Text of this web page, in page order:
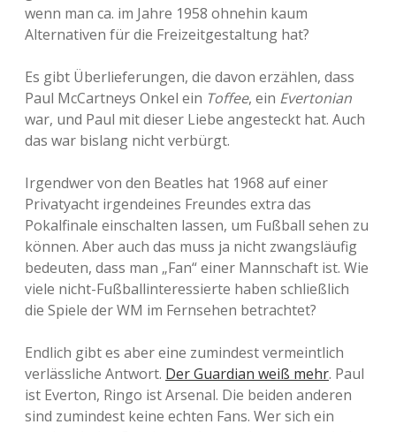
wenn man ca. im Jahre 1958 ohnehin kaum
Alternativen für die Freizeitgestaltung hat?
Es gibt Überlieferungen, die davon erzählen, dass
Paul McCartneys Onkel ein Toffee, ein Evertonian
war, und Paul mit dieser Liebe angesteckt hat. Auch
das war bislang nicht verbürgt.
Irgendwer von den Beatles hat 1968 auf einer
Privatyacht irgendeines Freundes extra das
Pokalfinale einschalten lassen, um Fußball sehen zu
können. Aber auch das muss ja nicht zwangsläufig
bedeuten, dass man „Fan“ einer Mannschaft ist. Wie
viele nicht-Fußballinteressierte haben schließlich
die Spiele der WM im Fernsehen betrachtet?
Endlich gibt es aber eine zumindest vermeintlich
verlässliche Antwort. Der Guardian weiß mehr. Paul
ist Everton, Ringo ist Arsenal. Die beiden anderen
sind zumindest keine echten Fans. Wer sich ein